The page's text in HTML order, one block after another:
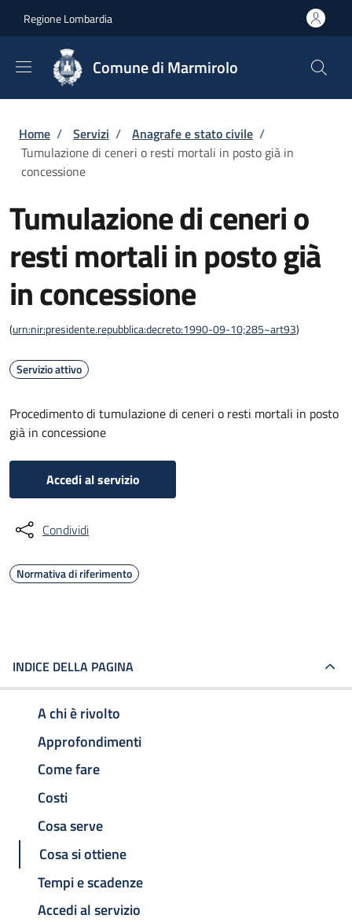
Regione Lombardia
Comune di Marmirolo
Briciole di pane
Home / Servizi / Anagrafe e stato civile /
Tumulazione di ceneri o resti mortali in posto già in
concessione
Tumulazione di ceneri o
resti mortali in posto già
in concessione
(urn:nir:presidente.repubblica:decreto:1990-09-10;285~art93)
Servizio attivo
Procedimento di tumulazione di ceneri o resti mortali in posto
già in concessione
Accedi al servizio
Condividi
Normativa di riferimento
INDICE DELLA PAGINA
A chi è rivolto
Approfondimenti
Come fare
Costi
Cosa serve
Cosa si ottiene
Tempi e scadenze
Accedi al servizio